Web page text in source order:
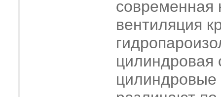
современная
вентиляция
цилиндровая